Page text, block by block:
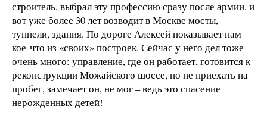
строитель, выбрал эту профессию сразу после армии, и
вот уже более 30 лет возводит в Москве мосты,
туннели, здания. По дороге Алексей показывает нам
кое-что из «своих» построек. Сейчас у него дел тоже
очень много: управление, где он работает, готовится к
реконструкции Можайского шоссе, но не приехать на
пробег, замечает он, не мог – ведь это спасение
нерожденных детей!